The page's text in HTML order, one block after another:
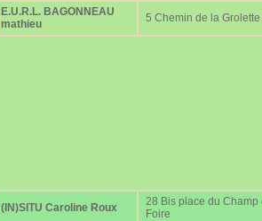
E.U.R.L. BAGONNEAU
mathieu
5 Chemin de la Grolette
(IN)SITU Caroline Roux
28 Bis place du Champ
Foire